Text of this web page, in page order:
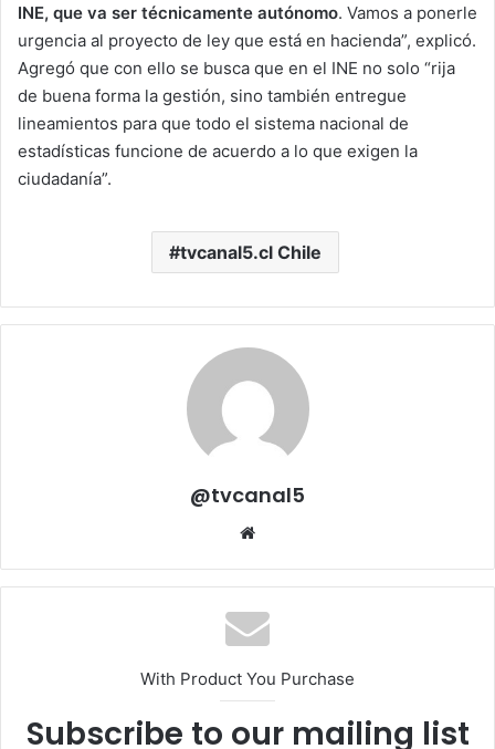
INE, que va ser técnicamente autónomo. Vamos a ponerle
urgencia al proyecto de ley que está en hacienda”, explicó.
Agregó que con ello se busca que en el INE no solo “rija
de buena forma la gestión, sino también entregue
lineamientos para que todo el sistema nacional de
estadísticas funcione de acuerdo a lo que exigen la
ciudadanía”.
tvcanal5.cl Chile
@tvcanal5
With Product You Purchase
Subscribe to our mailing list